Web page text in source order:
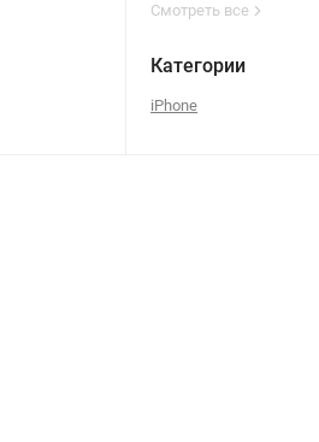
Смотреть все
Категории
iPhone